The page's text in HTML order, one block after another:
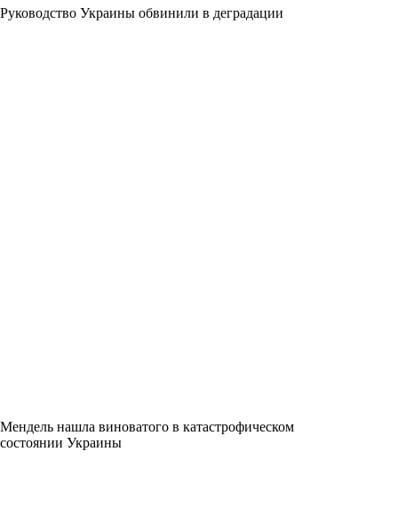
Руководство Украины обвинили в деградации
Мендель нашла виноватого в катастрофическом
состоянии Украины